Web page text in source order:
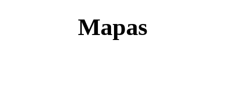
Mapas